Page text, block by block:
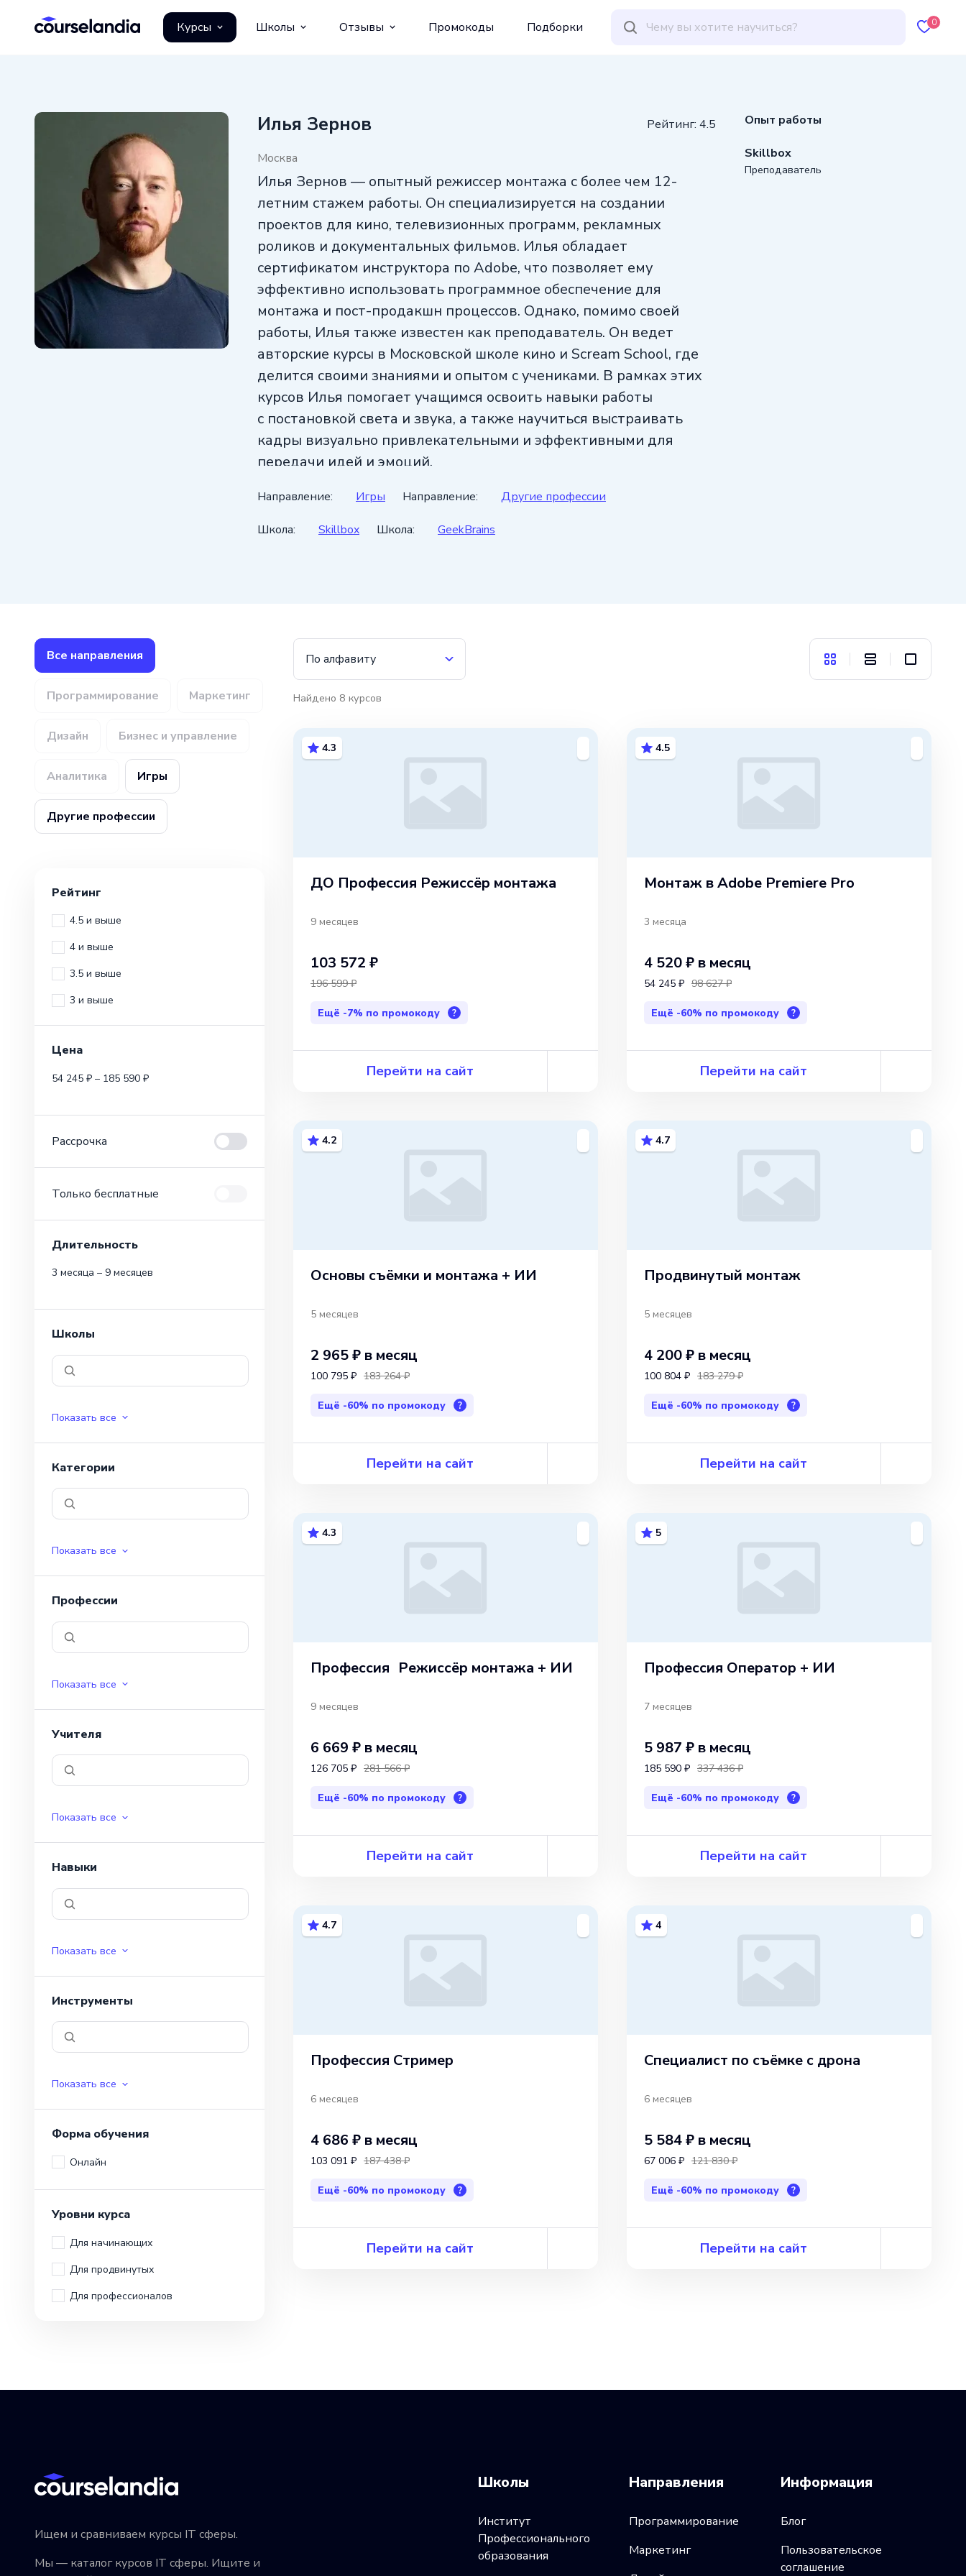
Курсы Школы Отзывы Промокоды Подборки 0
Илья Зернов Рейтинг: 4.5
Москва
Илья Зернов — опытный режиссер монтажа с более чем 12-
летним стажем работы. Он специализируется на создании
проектов для кино, телевизионных программ, рекламных
роликов и документальных фильмов. Илья обладает
сертификатом инструктора по Adobe, что позволяет ему
эффективно использовать программное обеспечение для
монтажа и пост-продакшн процессов. Однако, помимо своей
работы, Илья также известен как преподаватель. Он ведет
авторские курсы в Московской школе кино и Scream School, где
делится своими знаниями и опытом с учениками. В рамках этих
курсов Илья помогает учащимся освоить навыки работы
с постановкой света и звука, а также научиться выстраивать
кадры визуально привлекательными и эффективными для
передачи идей и эмоций.
Направление: Игры Направление: Другие профессии
Школа: Skillbox Школа: GeekBrains
Опыт работы
Skillbox
Преподаватель
По алфавиту
Найдено 8 курсов
4.3
ДО Профессия Режиссёр монтажа
9 месяцев
103 572 ₽
196 599 ₽
Ещё -7% по промокоду ?
Перейти на сайт
4.5
Монтаж в Adobe Premiere Pro
3 месяца
4 520 ₽ в месяц
54 245 ₽ 98 627 ₽
Ещё -60% по промокоду ?
Перейти на сайт
4.2
Основы съёмки и монтажа + ИИ
5 месяцев
2 965 ₽ в месяц
100 795 ₽ 183 264 ₽
Ещё -60% по промокоду ?
Перейти на сайт
4.7
Продвинутый монтаж
5 месяцев
4 200 ₽ в месяц
100 804 ₽ 183 279 ₽
Ещё -60% по промокоду ?
Перейти на сайт
4.3
Профессия Режиссёр монтажа + ИИ
9 месяцев
6 669 ₽ в месяц
126 705 ₽ 281 566 ₽
Ещё -60% по промокоду ?
Перейти на сайт
5
Профессия Оператор + ИИ
7 месяцев
5 987 ₽ в месяц
185 590 ₽ 337 436 ₽
Ещё -60% по промокоду ?
Перейти на сайт
4.7
Профессия Стример
6 месяцев
4 686 ₽ в месяц
103 091 ₽ 187 438 ₽
Ещё -60% по промокоду ?
Перейти на сайт
4
Специалист по съёмке с дрона
6 месяцев
5 584 ₽ в месяц
67 006 ₽ 121 830 ₽
Ещё -60% по промокоду ?
Перейти на сайт
Все направления
Программирование Маркетинг
Дизайн Бизнес и управление
Аналитика Игры
Другие профессии
Рейтинг
4.5 и выше
4 и выше
3.5 и выше
3 и выше
Цена
54 245 ₽ – 185 590 ₽
Рассрочка
Только бесплатные
Длительность
3 месяца – 9 месяцев
Школы
Показать все
Категории
Показать все
Профессии
Показать все
Учителя
Показать все
Навыки
Показать все
Инструменты
Показать все
Форма обучения
Онлайн
Уровни курса
Для начинающих
Для продвинутых
Для профессионалов
Ищем и сравниваем курсы IT сферы.
Мы — каталог курсов IT сферы. Ищите и
Школы
Институт
Профессионального
образования
Направления
Программирование
Маркетинг
Информация
Блог
Пользовательское
соглашение